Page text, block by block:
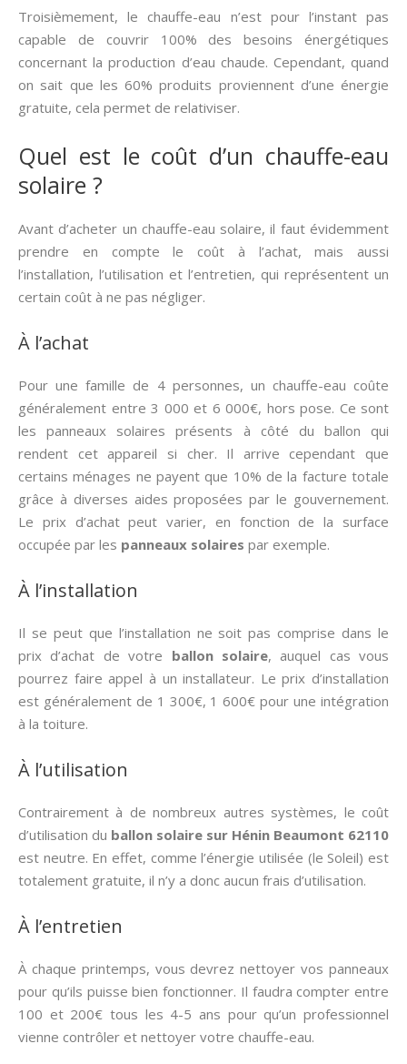
Troisièmement, le chauffe-eau n’est pour l’instant pas
capable de couvrir 100% des besoins énergétiques
concernant la production d’eau chaude. Cependant, quand
on sait que les 60% produits proviennent d’une énergie
gratuite, cela permet de relativiser.
Quel est le coût d’un chauffe-eau
solaire ?
Avant d’acheter un chauffe-eau solaire, il faut évidemment
prendre en compte le coût à l’achat, mais aussi
l’installation, l’utilisation et l’entretien, qui représentent un
certain coût à ne pas négliger.
À l’achat
Pour une famille de 4 personnes, un chauffe-eau coûte
généralement entre 3 000 et 6 000€, hors pose. Ce sont
les panneaux solaires présents à côté du ballon qui
rendent cet appareil si cher. Il arrive cependant que
certains ménages ne payent que 10% de la facture totale
grâce à diverses aides proposées par le gouvernement.
Le prix d’achat peut varier, en fonction de la surface
occupée par les panneaux solaires par exemple.
À l’installation
Il se peut que l’installation ne soit pas comprise dans le
prix d’achat de votre ballon solaire, auquel cas vous
pourrez faire appel à un installateur. Le prix d’installation
est généralement de 1 300€, 1 600€ pour une intégration
à la toiture.
À l’utilisation
Contrairement à de nombreux autres systèmes, le coût
d’utilisation du ballon solaire sur Hénin Beaumont 62110
est neutre. En effet, comme l’énergie utilisée (le Soleil) est
totalement gratuite, il n’y a donc aucun frais d’utilisation.
À l’entretien
À chaque printemps, vous devrez nettoyer vos panneaux
pour qu’ils puisse bien fonctionner. Il faudra compter entre
100 et 200€ tous les 4-5 ans pour qu’un professionnel
vienne contrôler et nettoyer votre chauffe-eau.